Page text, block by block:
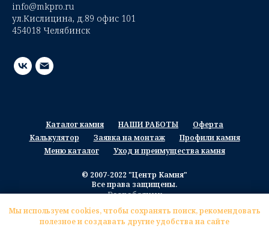
info@mkpro.ru
ул.Кислицина, д.89 офис 101
454018 Челябинск
Мы используем cookies, чтобы сохранять поиск, рекомендовать
полезное и создавать другие удобства на сайте
Каталог камня НАШИ РАБОТЫ
Оферта
Калькулятор
Заявка на монтаж
Профили камня
Меню каталог
Уход и преимущества камня
© 2007-2022 "Центр Камня"
Все права защищены.
Разработчик